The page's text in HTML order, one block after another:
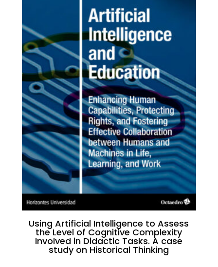
Using Artificial Intelligence to Assess
the Level of Cognitive Complexity
Involved in Didactic Tasks. A case
study on Historical Thinking